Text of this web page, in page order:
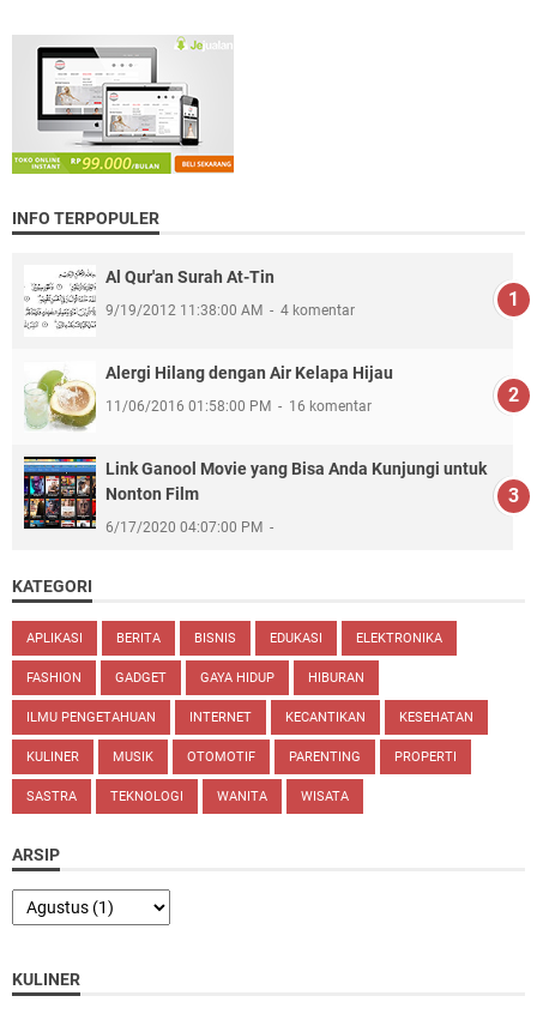
INFO TERPOPULER
Al Qur'an Surah At-Tin
9/19/2012 11:38:00 AM 4 komentar
Alergi Hilang dengan Air Kelapa Hijau
11/06/2016 01:58:00 PM 16 komentar
Link Ganool Movie yang Bisa Anda Kunjungi untuk
Nonton Film
6/17/2020 04:07:00 PM
KATEGORI
APLIKASI BERITA BISNIS EDUKASI ELEKTRONIKA
FASHION GADGET GAYA HIDUP HIBURAN
ILMU PENGETAHUAN INTERNET KECANTIKAN KESEHATAN
KULINER MUSIK OTOMOTIF PARENTING PROPERTI
SASTRA TEKNOLOGI WANITA WISATA
ARSIP
KULINER